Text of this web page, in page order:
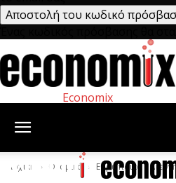
Economix
Αρχική Θεσμικά Ευρωπαϊκά - Διεθνή